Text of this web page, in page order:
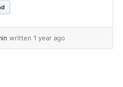
，研究人员发现，如果相同
。起初，电荷交换看似随
written 1 year ago